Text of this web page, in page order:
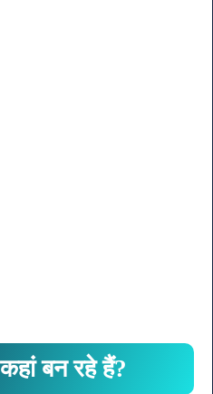
बन रहे हैं?